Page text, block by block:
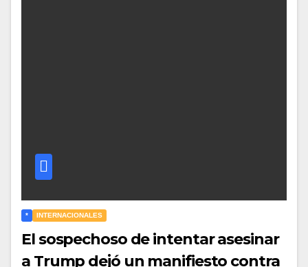
* INTERNACIONALES
El sospechoso de intentar asesinar
a Trump dejó un manifiesto contra